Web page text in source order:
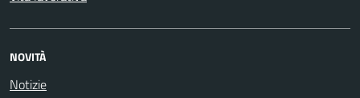
NOVITÀ
Notizie